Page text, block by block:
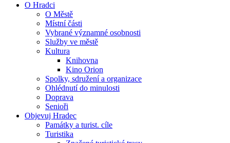
O Hradci
O Městě
Místní části
Vybrané významné osobnosti
Služby ve městě
Kultura
Knihovna
Kino Orion
Spolky, sdružení a organizace
Ohlédnutí do minulosti
Doprava
Senioři
Objevuj Hradec
Památky a turist. cíle
Turistika